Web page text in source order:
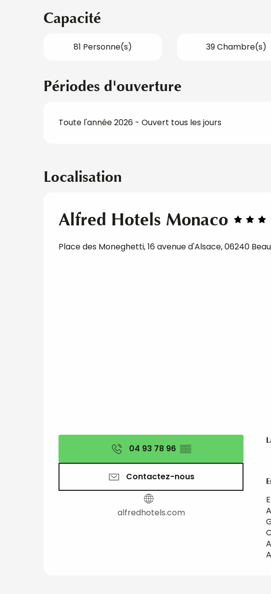
Capacité
81 Personne(s) 39 Chambre(s)
Périodes d'ouverture
Toute l'année 2026 - Ouvert tous les jours
Localisation
Alfred Hotels Monaco
Place des Moneghetti, 16 avenue d'Alsace, 06240
04 93 78 96 ▒▒
Contactez-nous
alfredhotels.com